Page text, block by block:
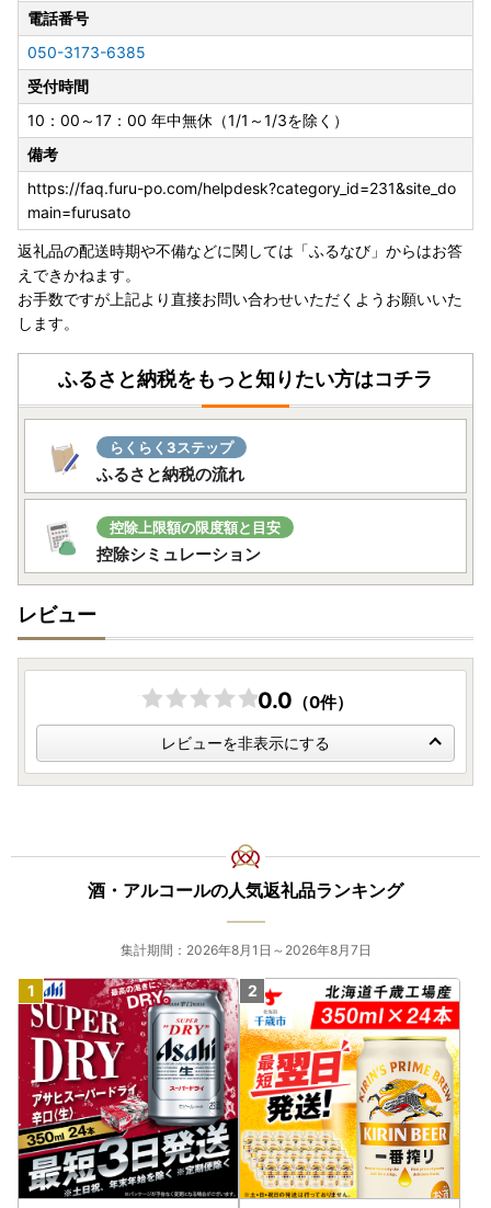
発送の手配を進めております。
お届けまで今しばらくお時間をいただけますよう、何卒ご理
解とご協力を賜りますようお願い申し上げます。
電話番号
050-3173-6385
受付時間
10：00～17：00 年中無休（1/1～1/3を除く）
備考
https://faq.furu-po.com/helpdesk?category_id=231&site_do
main=furusato
返礼品の配送時期や不備などに関しては「ふるなび」からはお答
えできかねます。
お手数ですが上記より直接お問い合わせいただくようお願いいた
します。
ふるさと納税をもっと知りたい方はコチラ
らくらく3ステップ
ふるさと納税の流れ
控除上限額の限度額と目安
控除シミュレーション
レビュー
0.0 （0件）
レビューを非表示にする
酒・アルコールの人気返礼品ランキング
集計期間：2026年8月1日～2026年8月7日